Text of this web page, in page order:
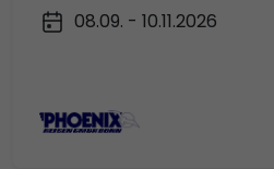
08.09. - 10.11.2026